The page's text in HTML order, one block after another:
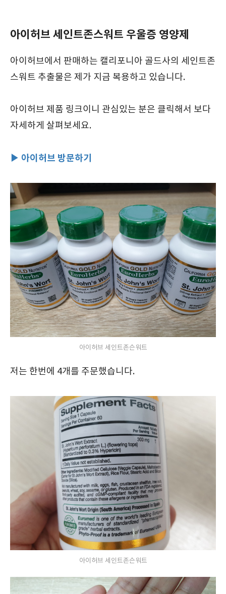
아이허브 세인트존스워트 우울증 영양제
아이허브에서 판매하는 캘리포니아 골드사의 세인트존
스워트 추출물은 제가 지금 복용하고 있습니다.
아이허브 제품 링크이니 관심있는 분은 클릭해서 보다
자세하게 살펴보세요.
▶ 아이허브 방문하기
아이허브 세인트존슨워트
저는 한번에 4개를 주문했습니다.
아이허브 세인트존슨워트